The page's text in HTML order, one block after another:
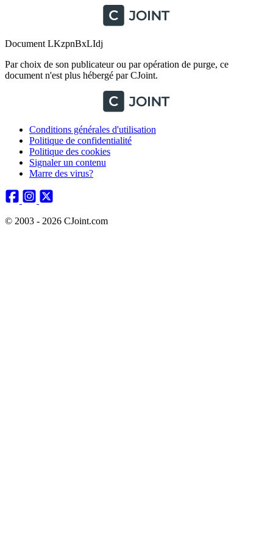
Document LKzpnBxLIdj
Par choix de son publicateur ou par opération de purge, ce
document n'est plus hébergé par CJoint.
Conditions générales d'utilisation
Politique de confidentialité
Politique des cookies
Signaler un contenu
Marre des virus?
© 2003 - 2026 CJoint.com